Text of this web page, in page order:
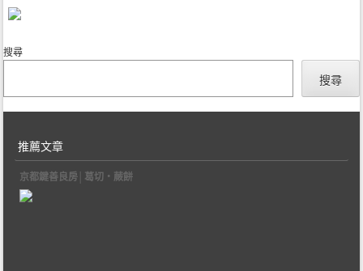
搜尋
搜尋
推薦文章
京都鍵善良房│葛切‧蕨餅